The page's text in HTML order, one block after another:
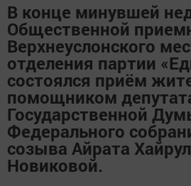
В конце минувшей
Общественной
Верхнеуслонского
отделения партии
состоялся приём
помощником
Государственной
Федерального
созыва Айрата
Новиковой.